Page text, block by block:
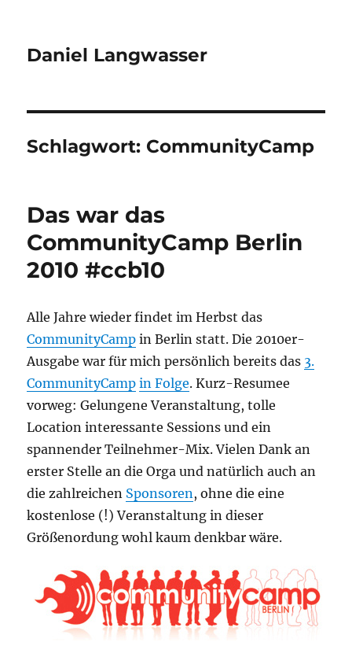
Daniel Langwasser
Schlagwort: CommunityCamp
Das war das
CommunityCamp Berlin
2010 #ccb10
Alle Jahre wieder findet im Herbst das
CommunityCamp in Berlin statt. Die 2010er-
Ausgabe war für mich persönlich bereits das 3.
CommunityCamp in Folge. Kurz-Resumee
vorweg: Gelungene Veranstaltung, tolle
Location interessante Sessions und ein
spannender Teilnehmer-Mix. Vielen Dank an
erster Stelle an die Orga und natürlich auch an
die zahlreichen Sponsoren, ohne die eine
kostenlose (!) Veranstaltung in dieser
Größenordung wohl kaum denkbar wäre.